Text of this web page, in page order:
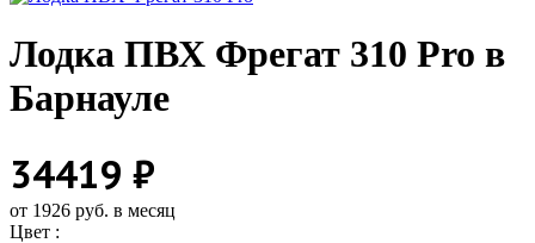
Лодка ПВХ Фрегат 310 Pro в
Барнауле
34419 ₽
от 1926 руб. в месяц
Цвет :